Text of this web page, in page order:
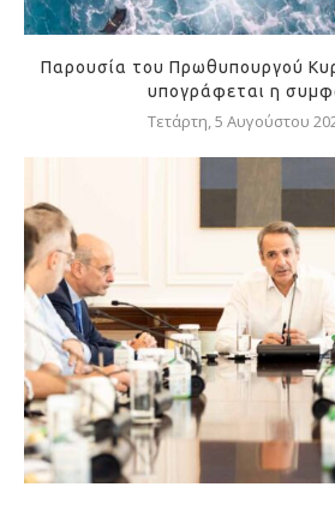
Παρουσία του Πρωθυπουργού
υπογράφεται η
Τετάρτη, 5 Αυγούστου